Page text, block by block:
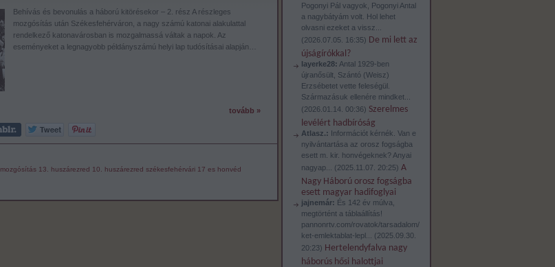
Behívás és bevonulás a háború kitörésekor – 2. rész A részleges
mozgósítás után Székesfehérváron, a nagy számú katonai alakulattal
rendelkező katonavárosban is mozgalmassá váltak a napok. Az
eseményeket a legnagyobb példányszámú helyi lap tudósításai alapján…
tovább »
mozgósítás 13. huszárezred 10. huszárezred székesfehérvári 17 es honvéd
Pogonyi Pál vagyok, Pogonyi Antal
a nagybátyám volt. Hol lehet
olvasni ezeket a vissz...
(2026.07.05. 16:35) De mi lett az
újságírókkal?
layerke28: Antal 1929-ben
újranősült, Szántó (Weisz)
Erzsébetet vette feleségül.
Származásuk ellenére mindket...
(2026.01.14. 00:36) Szerelmes
levélért hadbíróság
Atlasz.: Információt kérnék. Van e
nyilvántartása az orosz fogságba
esett m. kir. honvégeknek? Anyai
nagyap...
(2025.11.07. 20:25) A
Nagy Háború orosz fogságba
esett magyar hadifoglyai
jajnemár: És 142 év múlva,
megtörtént a táblaállítás!
pannonrtv.com/rovatok/tarsadalom/
ket-emlektablat-lepl...
(2025.09.30.
20:23) Hertelendyfalva nagy
háborús hősi halottjai